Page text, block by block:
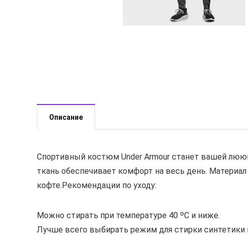
Описание
Спортивный костюм Under Armour станет вашей
ткань обеспечивает комфорт на весь день.
кофте.Рекомендации по уходу:
Можно стирать при температуре 40 ᵒС и ниже.
Лучше всего выбирать режим для стирки синтетики